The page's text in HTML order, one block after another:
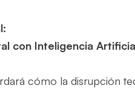
con Inteligencia
cómo la disrupción